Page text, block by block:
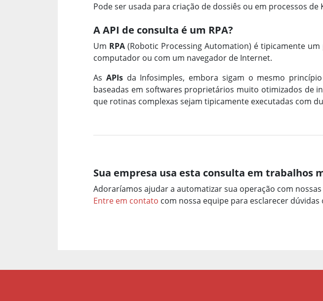
Pode ser usada para criação de dossiês ou em processos de
A API de consulta é um RPA?
Um RPA (Robotic Processing Automation) é tipicamente
computador ou com um navegador de Internet.
As APIsda Infosimples, embora sigam o mesmo
baseadas em softwares proprietários muito otimizados de
que rotinas complexas sejam tipicamente executadas com
Sua empresa usa esta consulta em trabalhos
Adoraríamos ajudar a automatizar sua operação com nossas
Entre em contato com nossa equipe para esclarecer dúvidas